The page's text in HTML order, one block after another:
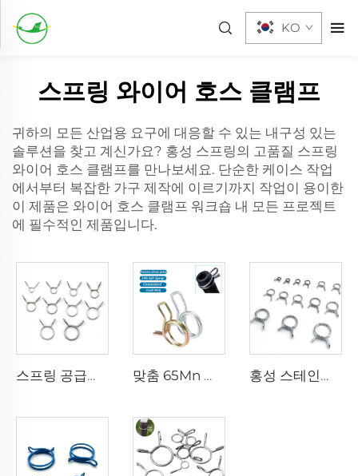
KO
스프링 와이어 호스 클램프
귀하의 모든 산업용 요구에 대응할 수 있는 내구성 있는
솔루션을 찾고 계신가요? 홍성 스프링의 고품질 스프링
와이어 호스 클램프를 만나보세요. 단순한 케이스 작업
에서부터 복잡한 가구 제작에 이르기까지 작업이 용이한
이 제품은 와이어 호스 클램프 워크숍 내 모든 프로젝트
에 필수적인 제품입니다.
스프링 공급자 맞춤형 스테인레스 코일 형성 싱글 와이어 토크 스프링 타입 링 클램프 연료 라인용 맞춤 65Mn 강 Uxcell 더블 와이어 스프링 호스 클램프 호스 연료 라인 실리콘 튜브 스프링 클립 홍성 스테인레스 스틸 코일 싱글 와이어 비틀림 스프링 유형 링 호스 클램프 연료 라인용